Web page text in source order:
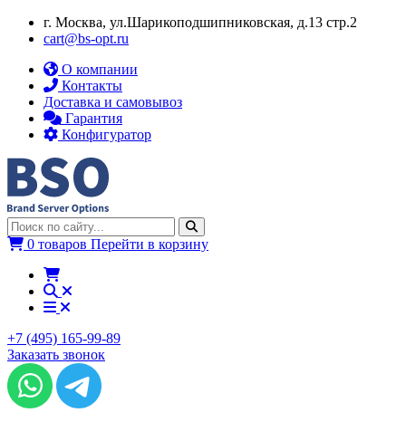
г. Москва, ул.​​Шарикоподшипниковская, д.13 стр.2
cart@bs-opt.ru
О компании
Контакты
Доставка и самовывоз
Гарантия
Конфигуратор
0 товаров Перейти в корзину
+7 (495) 165-99-89
Заказать звонок